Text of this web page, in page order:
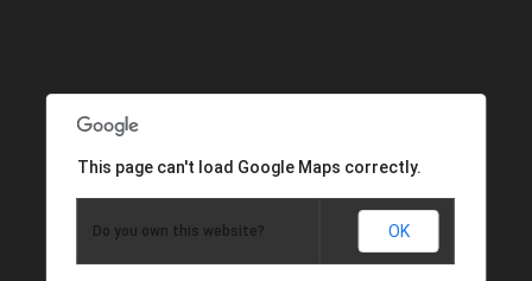
This page can't load Google Maps correctly.
Do you own this website? OK